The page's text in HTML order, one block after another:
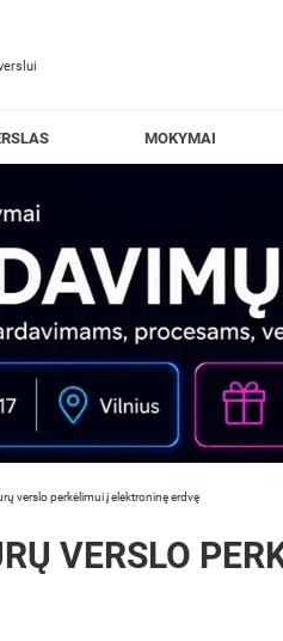
MOKYMAI
verslo perkėlimui į elektroninę erdvę
VERSLO